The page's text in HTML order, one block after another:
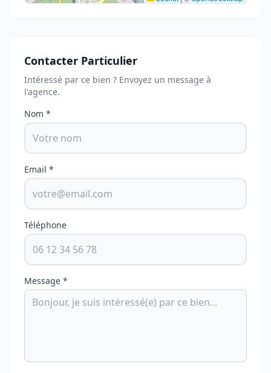
Contacter Particulier
Intéressé par ce bien ? Envoyez un message à
l'agence.
Nom *
Email *
Téléphone
Message *